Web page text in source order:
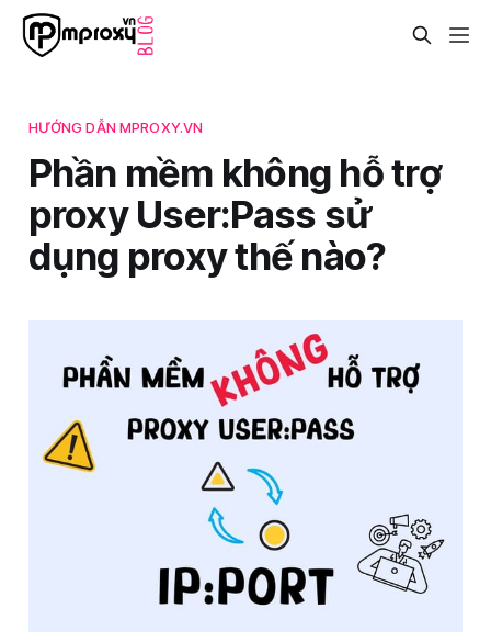
HƯỚNG DẪN MPROXY.VN
Phần mềm không hỗ trợ
proxy User:Pass sử
dụng proxy thế nào?